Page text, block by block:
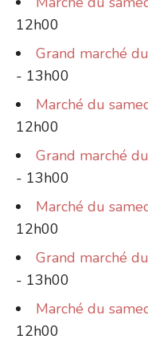
12h00
Grand marché
- 13h00
Marché du
12h00
Grand marché
- 13h00
Marché du
12h00
Grand marché
- 13h00
Marché du
12h00